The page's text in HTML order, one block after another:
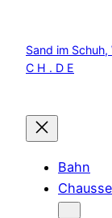
springen
Sand im
C H . D E
Bahn